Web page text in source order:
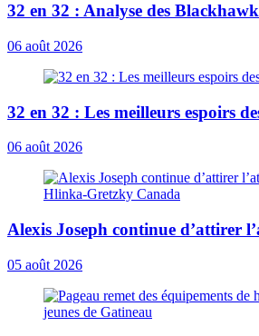
32 en 32 : Analyse des
06 août 2026
32 en 32 : Les meilleurs espoirs
06 août 2026
Alexis Joseph continue d’attirer
05 août 2026